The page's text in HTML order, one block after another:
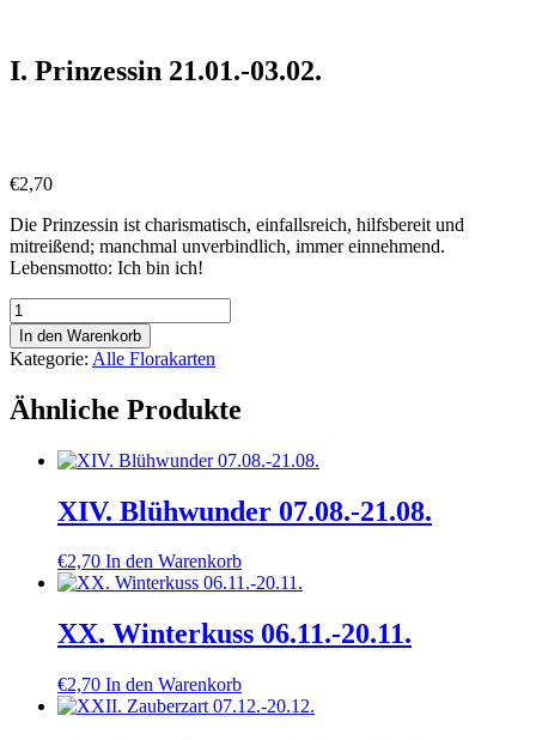
content
I. Prinzessin 21.01.-03.02.
€2,70
Die Prinzessin ist charismatisch, einfallsreich, hilfsbereit und
mitreißend; manchmal unverbindlich, immer einnehmend.
Lebensmotto: Ich bin ich!
I.
Prinzessin
21.01.-03.02.
Menge
In den Warenkorb
Kategorie: Alle Florakarten
Ähnliche Produkte
XIV. Blühwunder 07.08.-21.08.
€2,70 In den Warenkorb
XX. Winterkuss 06.11.-20.11.
€2,70 In den Warenkorb